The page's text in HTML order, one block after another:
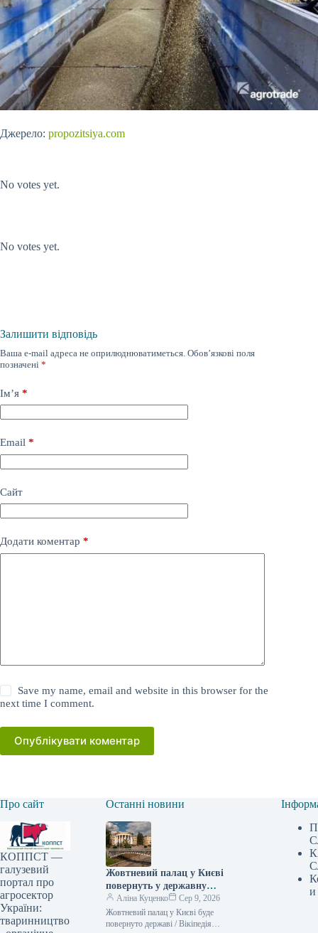
Джерело: propozitsiya.com
No votes yet.
No votes yet.
Залишити відповідь
Ваша e-mail адреса не оприлюднюватиметься. Обов’язкові поля
позначені *
Ім’я *
Email *
Сайт
Додати коментар *
Save my name, email and website in this browser for the
next time I comment.
Опублікувати коментар
Про сайт
КОППСТ —
галузевий
портал про
агросектор
України:
тваринництво
Останні новини
Жовтневий палац у Києві
повернуть у державну
власність – рішення суду –
Delo.ua
Аліна Куценко
Сер 9, 2026
Жовтневий палац у Києві буде
повернуто державі / Вікіпедія
и